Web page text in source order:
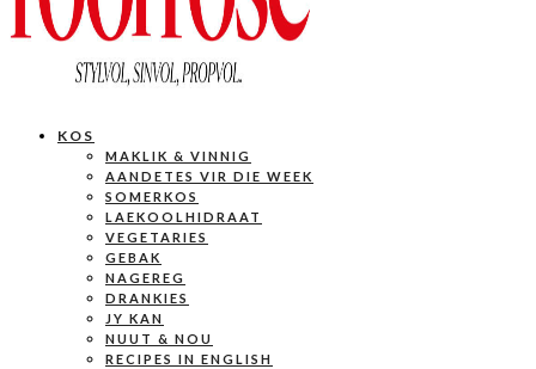
KOS
MAKLIK & VINNIG
AANDETES VIR DIE WEEK
SOMERKOS
LAEKOOLHIDRAAT
VEGETARIES
GEBAK
NAGEREG
DRANKIES
JY KAN
NUUT & NOU
RECIPES IN ENGLISH